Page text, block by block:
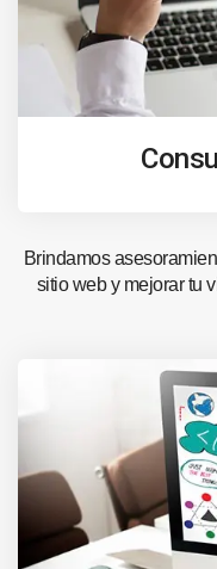
Brindamos
sitio web y mejorar tu